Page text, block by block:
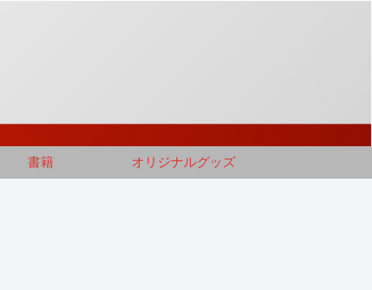
書籍 オリジナルグッズ